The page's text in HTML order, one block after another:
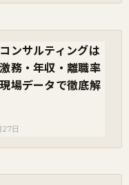
ンサルティングは
務・年収・離職率
場データで徹底解
日